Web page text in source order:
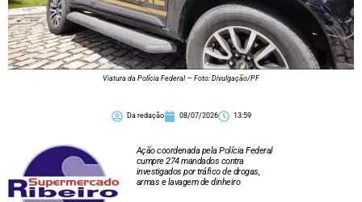
Viatura da Polícia Federal — Foto: Divulgação/PF
Da redação 08/07/2026 13:59
Ação coordenada pela Polícia Federal
cumpre 274 mandados contra
investigados por tráfico de drogas,
armas e lavagem de dinheiro